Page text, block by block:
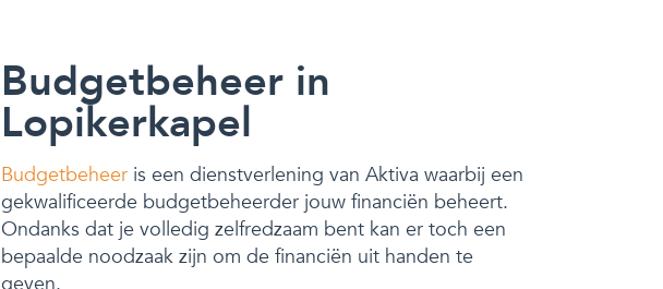
Budgetbeheer in
Lopikerkapel
Budgetbeheer is een dienstverlening van Aktiva waarbij een
gekwalificeerde budgetbeheerder jouw financiën beheert.
Ondanks dat je volledig zelfredzaam bent kan er toch een
bepaalde noodzaak zijn om de financiën uit handen te